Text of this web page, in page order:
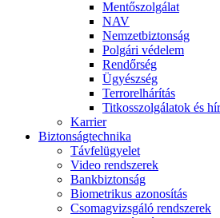
Mentőszolgálat
NAV
Nemzetbiztonság
Polgári védelem
Rendőrség
Ügyészség
Terrorelhárítás
Titkosszolgálatok és
Karrier
Biztonságtechnika
Távfelügyelet
Video rendszerek
Bankbiztonság
Biometrikus azonosítás
Csomagvizsgáló rendszerek